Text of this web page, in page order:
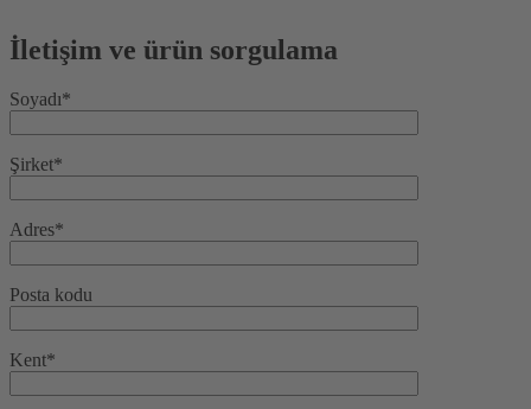
İletişim ve ürün sorgulama
Soyadı*
Şirket*
Adres*
Posta kodu
Kent*